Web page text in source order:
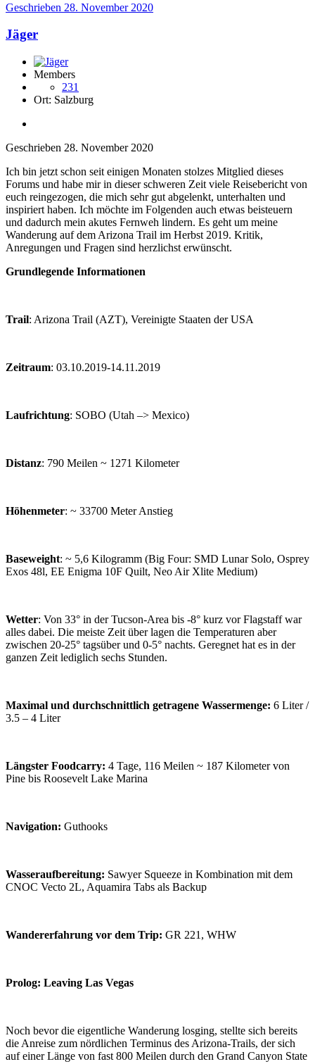
Geschrieben 28. November 2020
Jäger
Members
231
Ort: Salzburg
Geschrieben 28. November 2020
Ich bin jetzt schon seit einigen Monaten stolzes Mitglied dieses
Forums und habe mir in dieser schweren Zeit viele Reisebericht von
euch reingezogen, die mich sehr gut abgelenkt, unterhalten und
inspiriert haben. Ich möchte im Folgenden auch etwas beisteuern
und dadurch mein akutes Fernweh lindern. Es geht um meine
Wanderung auf dem Arizona Trail im Herbst 2019. Kritik,
Anregungen und Fragen sind herzlichst erwünscht.
Grundlegende Informationen
Trail: Arizona Trail (AZT), Vereinigte Staaten der USA
Zeitraum: 03.10.2019-14.11.2019
Laufrichtung: SOBO (Utah –> Mexico)
Distanz: 790 Meilen ~ 1271 Kilometer
Höhenmeter: ~ 33700 Meter Anstieg
Baseweight: ~ 5,6 Kilogramm (Big Four: SMD Lunar Solo, Osprey
Exos 48l, EE Enigma 10F Quilt, Neo Air Xlite Medium)
Wetter: Von 33° in der Tucson-Area bis -8° kurz vor Flagstaff war
alles dabei. Die meiste Zeit über lagen die Temperaturen aber
zwischen 20-25° tagsüber und 0-5° nachts. Geregnet hat es in der
ganzen Zeit lediglich sechs Stunden.
Maximal und durchschnittlich getragene Wassermenge: 6 Liter /
3.5 – 4 Liter
Längster Foodcarry: 4 Tage, 116 Meilen ~ 187 Kilometer von
Pine bis Roosevelt Lake Marina
Navigation: Guthooks
Wasseraufbereitung: Sawyer Squeeze in Kombination mit dem
CNOC Vecto 2L, Aquamira Tabs als Backup
Wandererfahrung vor dem Trip: GR 221, WHW
Prolog: Leaving Las Vegas
Noch bevor die eigentliche Wanderung losging, stellte sich bereits
die Anreise zum nördlichen Terminus des Arizona-Trails, der sich
auf einer Länge von fast 800 Meilen durch den Grand Canyon State